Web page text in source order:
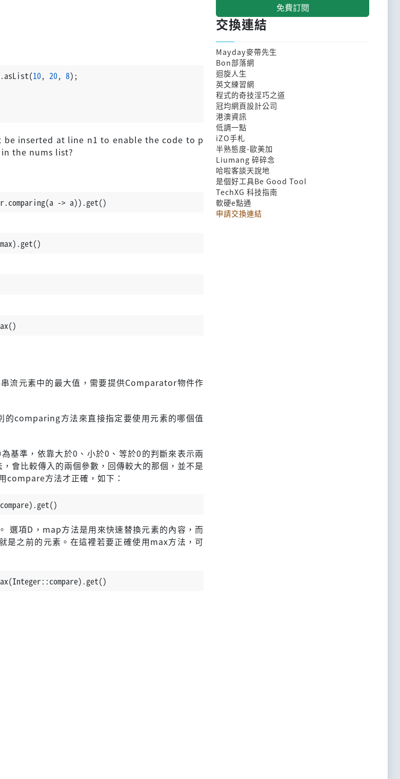
10, 20, 8);
be inserted at line n1 to enable the code to p
the nums list?
-> a)).get()
流元素中的最大值，需要提供Comparator物件作
comparing方法來直接指定要使用元素的哪個值
基準，依靠大於0、小於0、等於0的判斷來表示兩
會比較傳入的兩個參數，回傳較大的那個，並不是
compare方法才正確，如下：
選項D，map方法是用來快速替換元素的內容，而
是之前的元素。在這裡若要正確使用max方法，可
免費訂閱
交換連結
Mayday麥帶先生
Bon部落網
迴旋人生
英文練習網
程式的奇技淫巧之道
冠均網頁設計公司
港澳資訊
低調一點
iZO手札
半熟態度-歐美加
Liumang 碎碎念
哈啦客談天說地
是個好工具Be Good Tool
TechXG 科技指南
軟硬e點通
申請交換連結